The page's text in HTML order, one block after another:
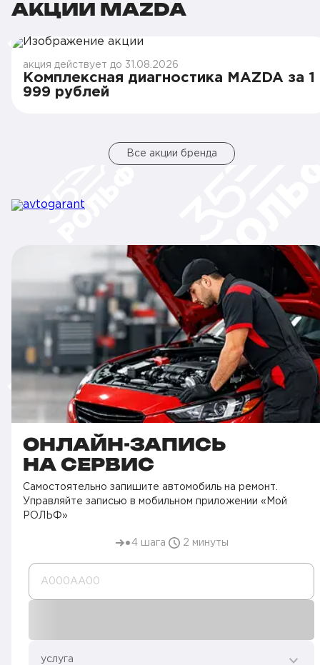
АКЦИИ MAZDA
акция действует до 31.08.2026
Комплексная диагностика MAZDA за 1
999 рублей
Все акции бренда
ОНЛАЙН-ЗАПИСЬ
НА СЕРВИС
Самостоятельно запишите автомобиль на ремонт.
Управляйте записью в мобильном приложении «Мой
РОЛЬФ»
4 шага 2 минуты
А000AA00
услуга